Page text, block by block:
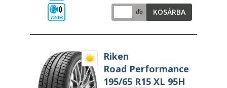
72dB
db KOSÁRBA
Riken
Road Performance
195/65 R15 XL 95H